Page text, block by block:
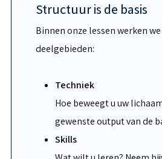
Structuur is de basis
Binnen onze lessen werken
deelgebieden:
Techniek
Hoe beweegt u uw
gewenste output van de
Skills